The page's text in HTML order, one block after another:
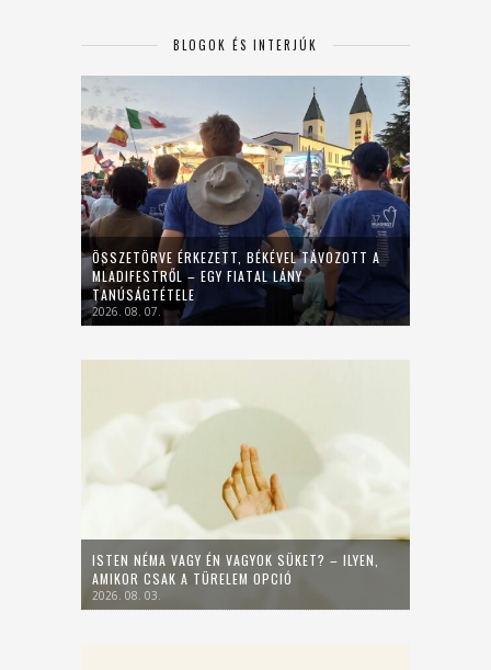
BLOGOK ÉS INTERJÚK
ÖSSZETÖRVE ÉRKEZETT, BÉKÉVEL TÁVOZOTT A
MLADIFESTRŐL – EGY FIATAL LÁNY
TANÚSÁGTÉTELE
2026. 08. 07.
ISTEN NÉMA VAGY ÉN VAGYOK SÜKET? – ILYEN,
AMIKOR CSAK A TÜRELEM OPCIÓ
2026. 08. 03.